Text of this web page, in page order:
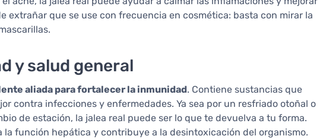
extrañar que se use con frecuencia en cosmética: basta con mirar la
y salud general
aliada para fortalecer la inmunidad. Contiene sustancias que
contra infecciones y enfermedades. Ya sea por un resfriado otoñal o
de estación, la jalea real puede ser lo que te devuelva a tu forma.
la función hepática y contribuye a la desintoxicación del organismo.